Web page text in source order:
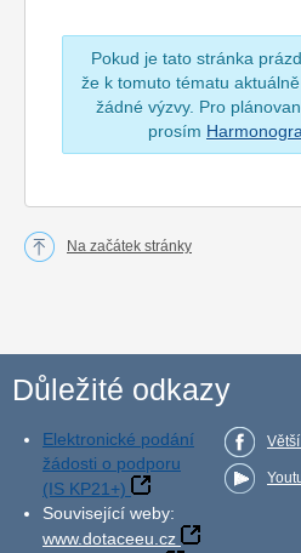
Pokud je tato stránka
že k tomuto tématu
žádné výzvy. Pro
prosím
Na začátek stránky
Důležité odkazy
Elektronické podání
žádosti o podporu
(IS KP21+)
Související weby:
www.dotaceeu.cz